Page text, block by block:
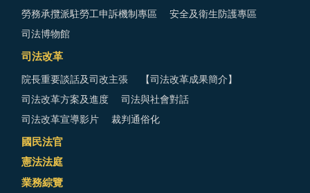
勞務承攬派駐勞工申訴機制專區 安全及衛生防護專區
司法博物館
司法改革
院長重要談話及司改主張 【司法改革成果簡介】
司法改革方案及進度 司法與社會對話
司法改革宣導影片 裁判通俗化
國民法官
憲法法庭
業務綜覽